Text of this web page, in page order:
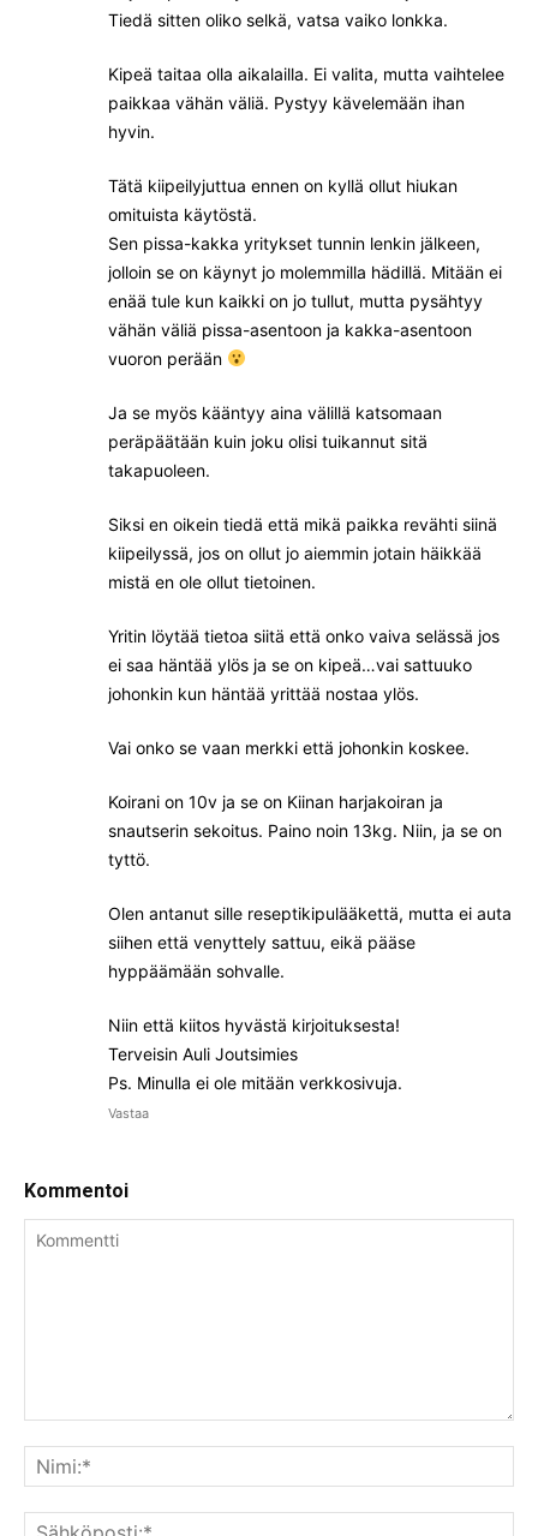
Tiedä sitten oliko selkä, vatsa vaiko lonkka.
Kipeä taitaa olla aikalailla. Ei valita, mutta vaihtelee
paikkaa vähän väliä. Pystyy kävelemään ihan
hyvin.
Tätä kiipeilyjuttua ennen on kyllä ollut hiukan
omituista käytöstä.
Sen pissa-kakka yritykset tunnin lenkin jälkeen,
jolloin se on käynyt jo molemmilla hädillä. Mitään ei
enää tule kun kaikki on jo tullut, mutta pysähtyy
vähän väliä pissa-asentoon ja kakka-asentoon
vuoron perään
Ja se myös kääntyy aina välillä katsomaan
peräpäätään kuin joku olisi tuikannut sitä
takapuoleen.
Siksi en oikein tiedä että mikä paikka revähti siinä
kiipeilyssä, jos on ollut jo aiemmin jotain häikkää
mistä en ole ollut tietoinen.
Yritin löytää tietoa siitä että onko vaiva selässä jos
ei saa häntää ylös ja se on kipeä…vai sattuuko
johonkin kun häntää yrittää nostaa ylös.
Vai onko se vaan merkki että johonkin koskee.
Koirani on 10v ja se on Kiinan harjakoiran ja
snautserin sekoitus. Paino noin 13kg. Niin, ja se on
tyttö.
Olen antanut sille reseptikipulääkettä, mutta ei auta
siihen että venyttely sattuu, eikä pääse
hyppäämään sohvalle.
Niin että kiitos hyvästä kirjoituksesta!
Terveisin Auli Joutsimies
Ps. Minulla ei ole mitään verkkosivuja.
Vastaa
Kommentoi